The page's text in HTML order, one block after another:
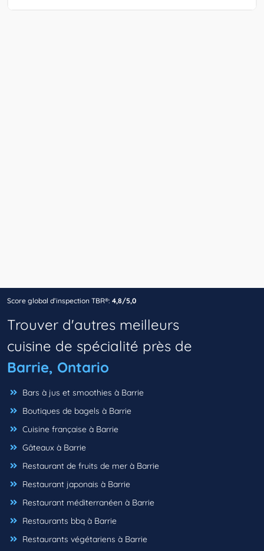
Score global d’inspection TBR®: 4,8/5,0
Trouver d'autres meilleurs
cuisine de spécialité près de
Barrie, Ontario
Bars à jus et smoothies à Barrie
Boutiques de bagels à Barrie
Cuisine française à Barrie
Gâteaux à Barrie
Restaurant de fruits de mer à Barrie
Restaurant japonais à Barrie
Restaurant méditerranéen à Barrie
Restaurants bbq à Barrie
Restaurants végétariens à Barrie